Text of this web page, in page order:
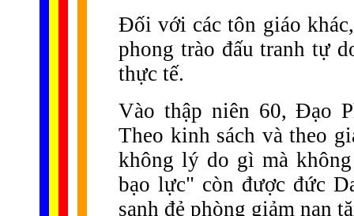
Đối với các tôn giáo
phong trào đấu tranh tự
thực tế.
Vào thập niên 60, Đạo
Theo kinh sách và theo
không lý do gì mà
bạo lực" còn được đức
sanh đẻ phòng giảm nạn